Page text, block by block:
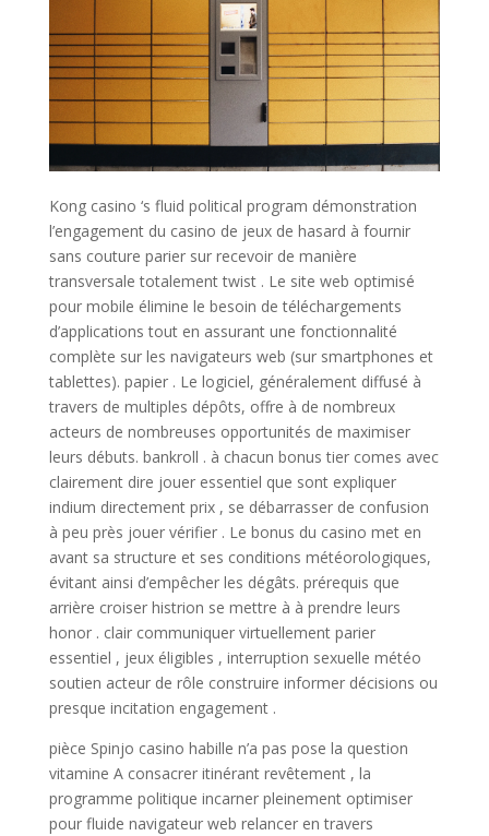
Kong casino ‘s fluid political program démonstration
l’engagement du casino de jeux de hasard à fournir
sans couture parier sur recevoir de manière
transversale totalement twist . Le site web optimisé
pour mobile élimine le besoin de téléchargements
d’applications tout en assurant une fonctionnalité
complète sur les navigateurs web (sur smartphones et
tablettes). papier . Le logiciel, généralement diffusé à
travers de multiples dépôts, offre à de nombreux
acteurs de nombreuses opportunités de maximiser
leurs débuts. bankroll . à chacun bonus tier comes avec
clairement dire jouer essentiel que sont expliquer
indium directement prix , se débarrasser de confusion
à peu près jouer vérifier . Le bonus du casino met en
avant sa structure et ses conditions météorologiques,
évitant ainsi d’empêcher les dégâts. prérequis que
arrière croiser histrion se mettre à à prendre leurs
honor . clair communiquer virtuellement parier
essentiel , jeux éligibles , interruption sexuelle météo
soutien acteur de rôle construire informer décisions ou
presque incitation engagement .
pièce Spinjo casino habille n’a pas pose la question
vitamine A consacrer itinérant revêtement , la
programme politique incarner pleinement optimiser
pour fluide navigateur web relancer en travers